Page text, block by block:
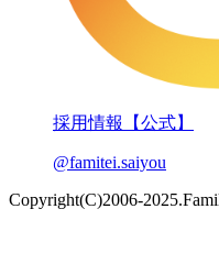
採用情報【公式】
@famitei.saiyou
Copyright(C)2006-